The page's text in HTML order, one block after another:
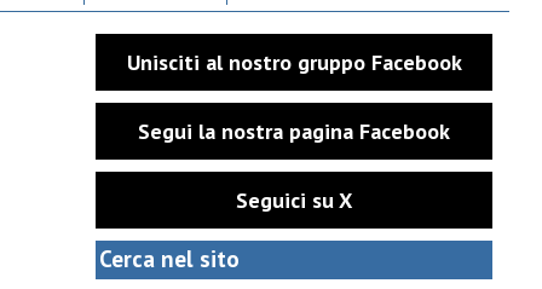
Unisciti al nostro gruppo Facebook
Segui la nostra pagina Facebook
Seguici su X
Cerca nel sito